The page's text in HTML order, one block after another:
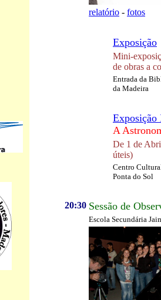
relatório - fotos
Exposição
Mini-
de obras a
Entrada da
da Madeira
Exposição
A
De 1 de
úteis)
Centro
Ponta do Sol
20:30 Sessão de
Escola Secundária